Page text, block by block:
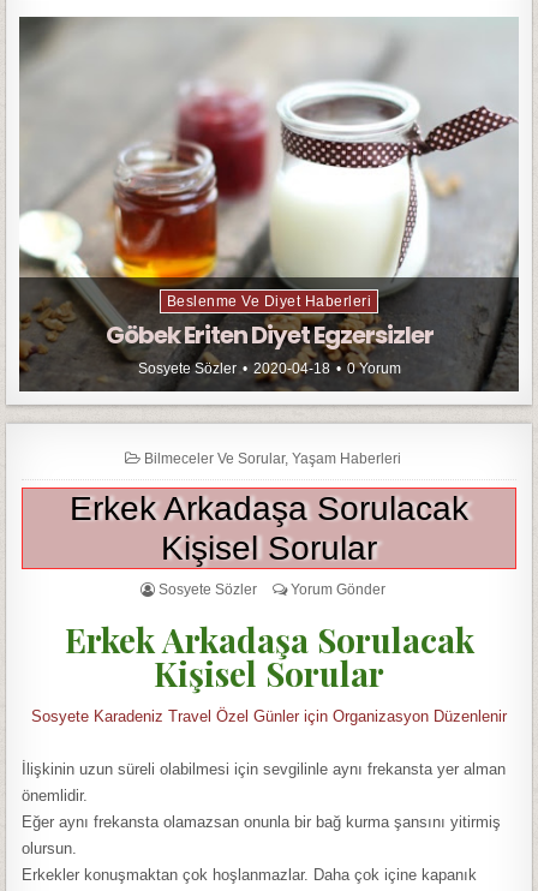
Beslenme Ve Diyet Haberleri
Göbek Eriten Diyet Egzersizler
Sosyete Sözler 2020-04-18 0 Yorum
Bilmeceler Ve Sorular, Yaşam Haberleri
Erkek Arkadaşa Sorulacak
Kişisel Sorular
Sosyete Sözler Yorum Gönder
Erkek Arkadaşa Sorulacak
Kişisel Sorular
Sosyete Karadeniz Travel Özel Günler için Organizasyon Düzenlenir
İlişkinin uzun süreli olabilmesi için sevgilinle aynı frekansta yer alman
önemlidir.
Eğer aynı frekansta olamazsan onunla bir bağ kurma şansını yitirmiş
olursun.
Erkekler konuşmaktan çok hoşlanmazlar. Daha çok içine kapanık